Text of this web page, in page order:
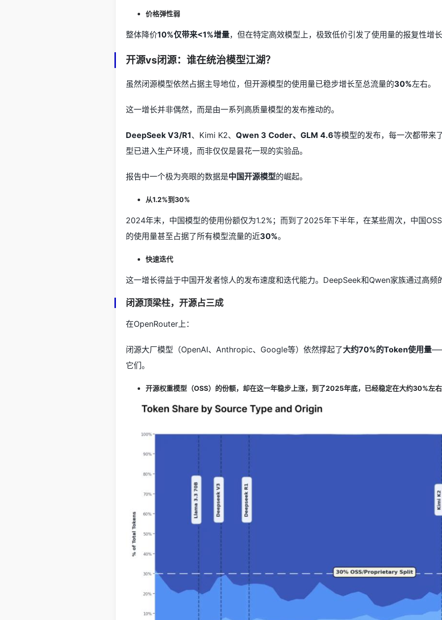
价格弹性弱
整体降价10%仅带来<1%增量，但在特定高效模型上，极致低价引发了使用量的报复性增长
开源vs闭源：谁在统治模型江湖？
虽然闭源模型依然占据主导地位，但开源模型的使用量已稳步增长至总流量的30%左右。
这一增长并非偶然，而是由一系列高质量模型的发布推动的。
DeepSeek V3/R1、Kimi K2、 Qwen 3 Coder、GLM 4.6等模型的发布，每一次都带来
型已进入生产环境，而非仅仅是昙花一现的实验品。
报告中一个极为亮眼的数据是中国开源模型的崛起。
从1.2%到30%
2024年末，中国模型的使用份额仅为1.2%；而到了2025年下半年，在某些周次，中国
的使用量甚至占据了所有模型流量的近30%。
快速迭代
这一增长得益于中国开发者惊人的发布速度和迭代能力。DeepSeek和Qwen家族通过高频
闭源顶梁柱，开源占三成
在OpenRouter上：
闭源大厂模型（OpenAI、Anthropic、Google等）依然撑起了大约70%的Token使用量
它们。
开源权重模型（OSS）的份额，却在这一年稳步上涨，到了2025年底，已经稳定在大约30%左右